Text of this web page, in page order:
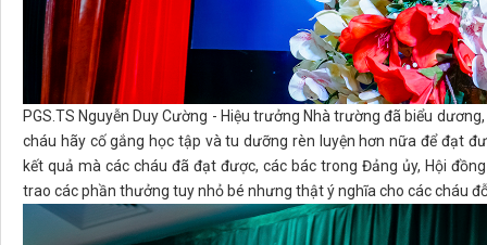
PGS.TS Nguyễn Duy Cường - Hiệu trưởng Nhà trường đã biểu
cháu hãy cố gắng học tập và tu dưỡng rèn luyện hơn nữa để đạt
kết quả mà các cháu đã đạt được, các bác trong Đảng ủy, Hội
trao các phần thưởng tuy nhỏ bé nhưng thật ý nghĩa cho các cháu